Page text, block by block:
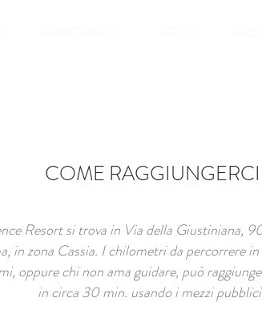
COME RAGGIUNGERCI
Resort si trova in Via della Giustiniana,
in zona Cassia. I chilometri da percorrere
oppure chi non ama guidare, può
in circa 30 min. usando i mezzi